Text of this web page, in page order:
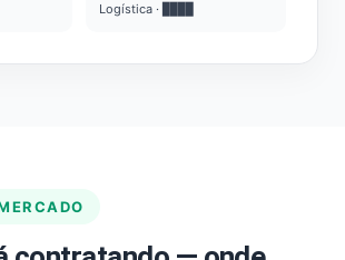
Logística · ████